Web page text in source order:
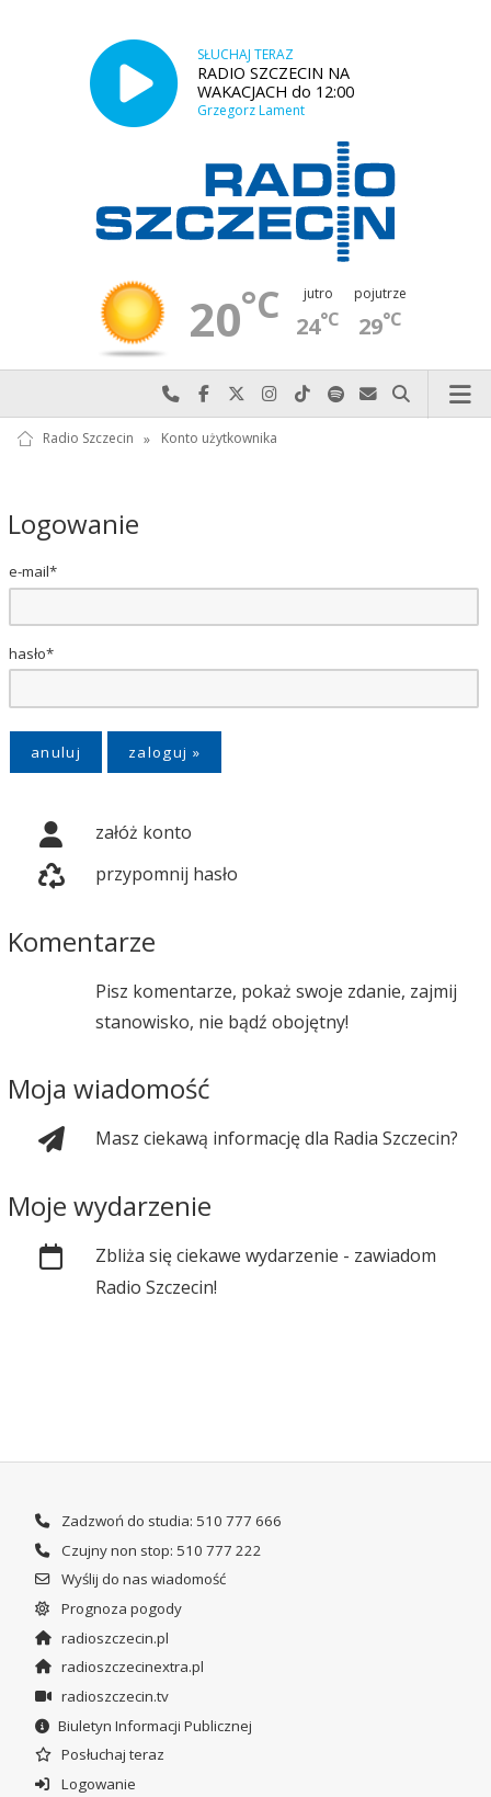
SŁUCHAJ TERAZ
RADIO SZCZECIN NA
WAKACJACH do 12:00
Grzegorz Lament
20°C jutro
24°C
pojutrze
29°C
Najlepiej po prostu do nas zadzwoń
Odwiedź nas na Facebook-u
Odwiedź nas na X
Odwiedź nas na Instagram-ie
Odwiedź nas na TikTok-u
Szukaj nas na Spotify
Wyślij do nas
Szukaj
Radio Szczecin » Konto użytkownika
Logowanie
e-mail*
hasło*
anuluj
załóż konto
przypomnij hasło
Komentarze
Pisz komentarze, pokaż swoje zdanie, zajmij
stanowisko, nie bądź obojętny!
Moja wiadomość
Masz ciekawą informację dla Radia Szczecin?
Moje wydarzenie
Zbliża się ciekawe wydarzenie - zawiadom
Radio Szczecin!
Zadzwoń do studia: 510 777 666
Czujny non stop: 510 777 222
Wyślij do nas wiadomość
Prognoza pogody
radioszczecin.pl
radioszczecinextra.pl
radioszczecin.tv
Biuletyn Informacji Publicznej
Posłuchaj teraz
Logowanie